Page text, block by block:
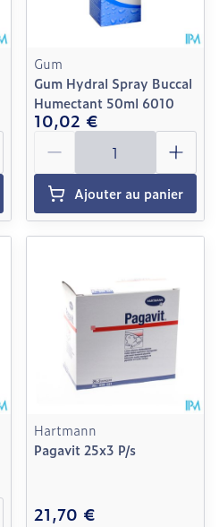
Gum
Gum Hydral Spray Buccal
Humectant 50ml 6010
10,02 €
Quantité
Ajouter au panier
Hartmann
Pagavit 25x3 P/s
21,70 €